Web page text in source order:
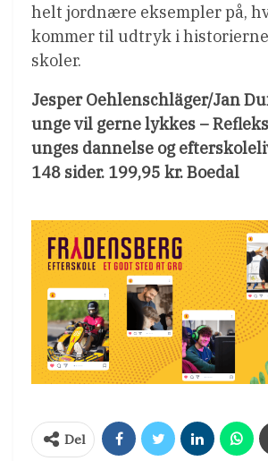
helt jordnære eksempler på,
kommer til udtryk i
skoler.
Jesper Oehlenschläger/Jan
unge vil gerne lykkes –
unges dannelse og
148 sider. 199,95 kr. Boedal
Del